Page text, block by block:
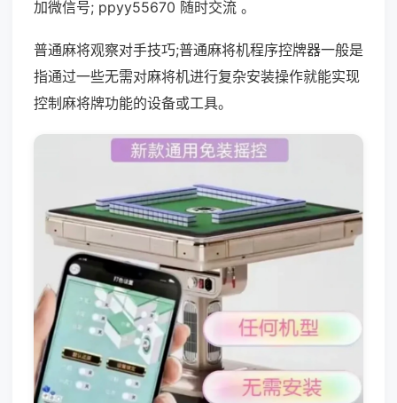
加微信号; ppyy55670 随时交流 。
普通麻将观察对手技巧;普通麻将机程序控牌器一般是
指通过一些无需对麻将机进行复杂安装操作就能实现
控制麻将牌功能的设备或工具。